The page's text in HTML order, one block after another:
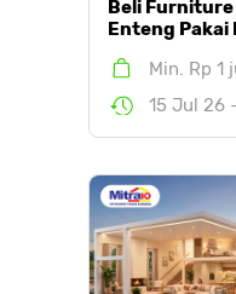
Beli
Enteng Pakai
Min. Rp 1
15 Jul 26